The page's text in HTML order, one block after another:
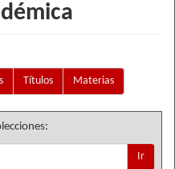
Títulos Materias
Ir